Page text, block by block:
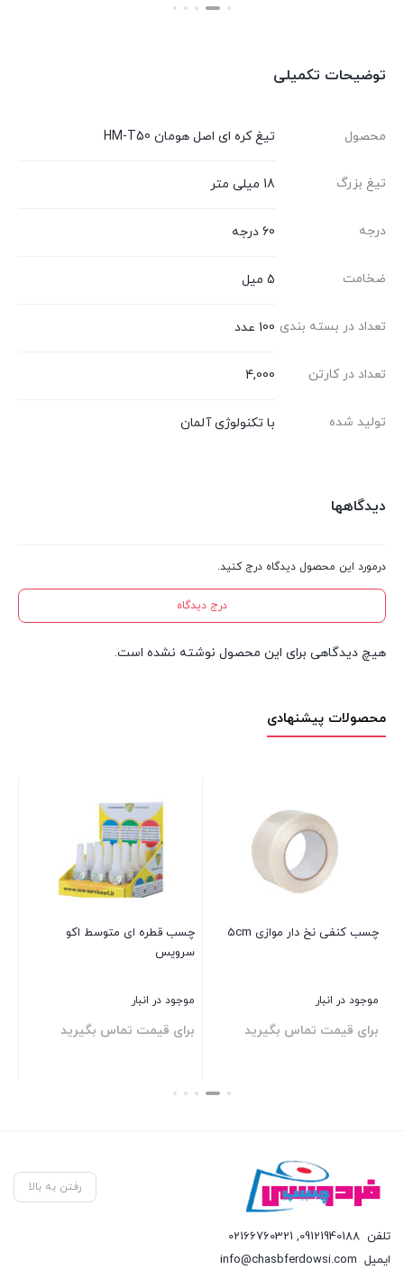
بستن
توضیحات تکمیلی
محصول تیغ کره ای اصل هومان HM-T50
تیغ بزرگ 18 میلی متر
درجه 60 درجه
ضخامت 5 میل
تعداد در بسته بندی 100 عدد
تعداد در کارتن 4,000
تولید شده با تکنولوژی آلمان
دیدگاهها
درمورد این محصول دیدگاه درج کنید.
درج دیدگاه
هیچ دیدگاهی برای این محصول نوشته نشده است.
محصولات پیشنهادی
چسب کنفی نخ دار موازی 5cm
موجود در انبار
برای قیمت تماس بگیرید
چسب قطره ای متوسط اکو
سرویس
موجود در انبار
برای قیمت تماس بگیرید
بستن
رفتن به بالا
تلفن 09121940188
,
02166760321
ایمیل info@chasbferdowsi.com